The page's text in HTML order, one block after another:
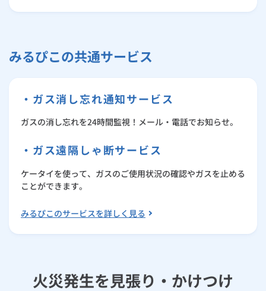
ルームエアコン
エコキュート
みるぴこの共通サービス
・ガス消し忘れ通知サービス
ガスの消し忘れを24時間監視！メール・電話でお知らせ。
・ガス遠隔しゃ断サービス
ケータイを使って、ガスのご使用状況の確認やガスを止める
ことができます。
みるぴこのサービスを詳しく見る
火災発生を見張り・かけつけ